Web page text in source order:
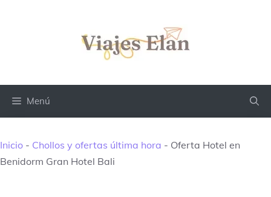
Menú
Inicio - Chollos y ofertas última hora - Oferta Hotel en
Benidorm Gran Hotel Bali